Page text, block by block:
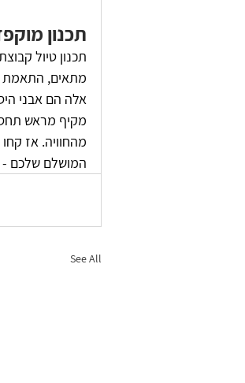
תכנון
תכנון טיול
מתאים, התאמת
אלה הם אבני
מקיף מראש
מהחוויה. אז
המושלם שלכם
See All